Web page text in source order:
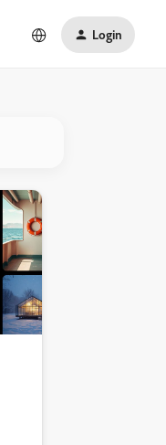
Login